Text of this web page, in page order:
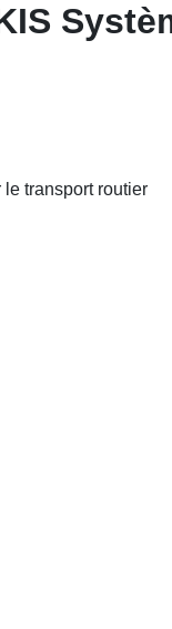
transport routier